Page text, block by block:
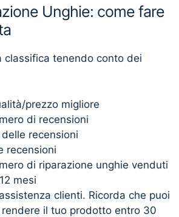
Unghie: come fare
classifica tenendo conto dei
prezzo migliore
di recensioni
recensioni
recensioni
di riparazione unghie venduti
mesi
clienti. Ricorda che puoi
il tuo prodotto entro 30